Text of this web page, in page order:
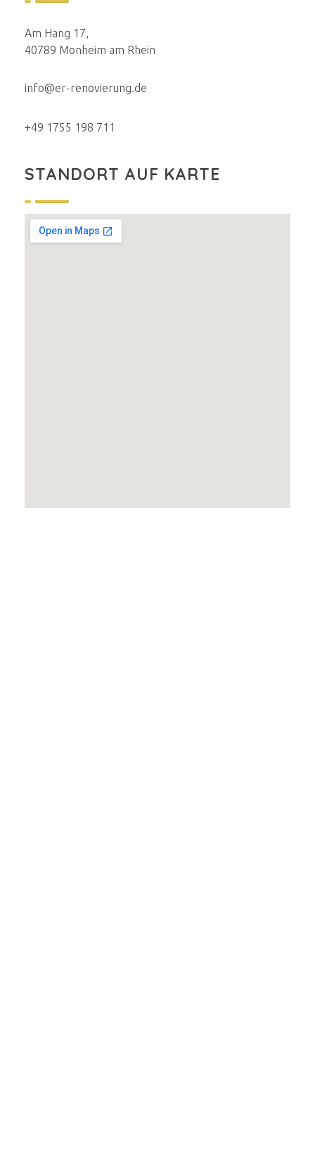
Am Hang 17,
40789 Monheim am Rhein
info@er-renovierung.de
+49 1755 198 711
STANDORT AUF KARTE